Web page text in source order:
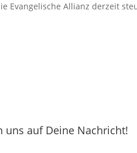
Evangelische Allianz derzeit
uns auf Deine Nachricht!